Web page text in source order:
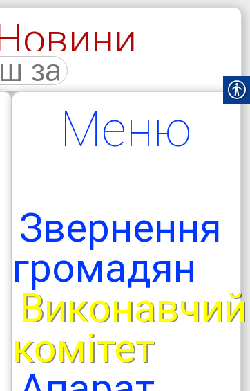
Меню
Звернення
громадян
Виконавчий
комітет